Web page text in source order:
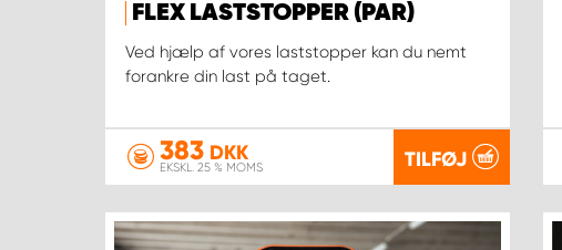
FLEX LASTSTOPPER (PAR)
Ved hjælp af vores laststopper kan du nemt
forankre din last på taget.
383 DKK
EKSKL. 25 % MOMS TILFØJ